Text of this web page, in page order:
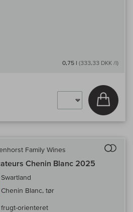
0,75 l (333,33 DKK /l)
Læg i
Family Wines
Chenin Blanc 2025
Swartland
Chenin Blanc, tør
frugt-orienteret